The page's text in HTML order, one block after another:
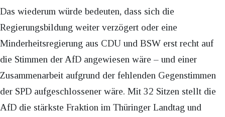
Das wiederum würde bedeuten, dass sich die
Regierungsbildung weiter verzögert oder eine
Minderheitsregierung aus CDU und BSW erst recht auf
die Stimmen der AfD angewiesen wäre – und einer
Zusammenarbeit aufgrund der fehlenden Gegenstimmen
der SPD aufgeschlossener wäre. Mit 32 Sitzen stellt die
AfD die stärkste Fraktion im Thüringer Landtag und